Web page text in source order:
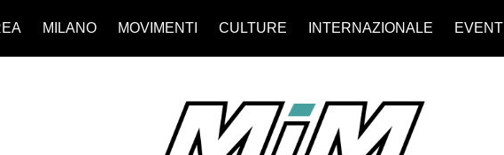
MILANO MOVIMENTI CULTURE INTERNAZIONALE EVENTI